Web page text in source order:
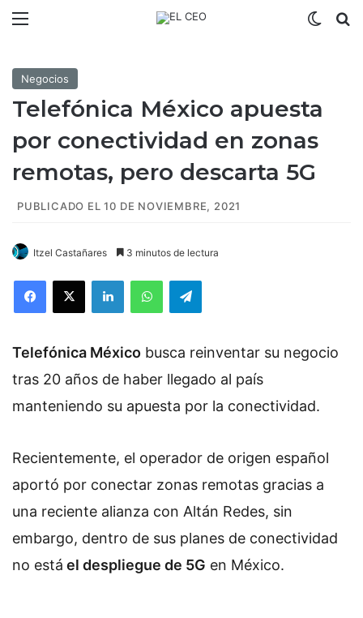
Negocios
Telefónica México apuesta
por conectividad en zonas
remotas, pero descarta 5G
PUBLICADO EL 10 DE NOVIEMBRE, 2021
Itzel Castañares 3 minutos de lectura
Telefónica México busca reinventar su negocio
tras 20 años de haber llegado al país
manteniendo su apuesta por la conectividad.
Recientemente, el operador de origen español
aportó por conectar zonas remotas gracias a
una reciente alianza con Altán Redes, sin
embargo, dentro de sus planes de conectividad
no está el despliegue de 5G en México.